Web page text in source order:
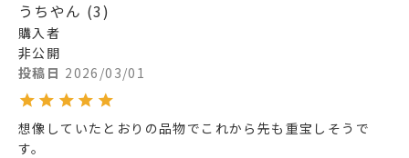
うちやん 3
購入者
非公開
投稿日 2026/03/01
想像していたとおりの品物でこれから先も重宝しそうで
す。